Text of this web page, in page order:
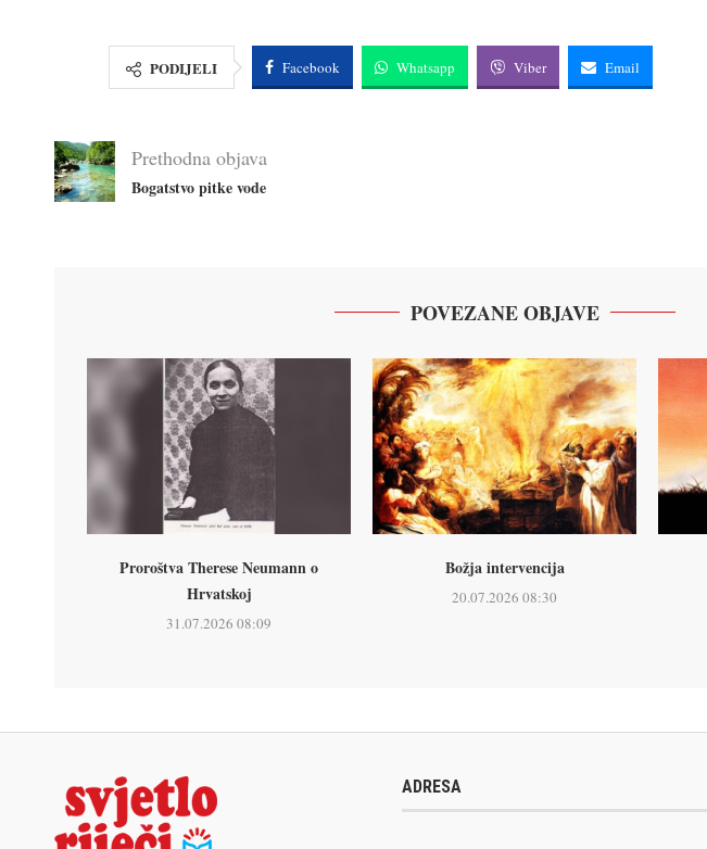
PODIJELI Facebook Whatsapp Viber Email
Prethodna objava
Bogatstvo pitke vode
POVEZANE OBJAVE
Proroštva Therese Neumann o
Hrvatskoj
31.07.2026 08:09
Božja intervencija
20.07.2026 08:30
ADRESA